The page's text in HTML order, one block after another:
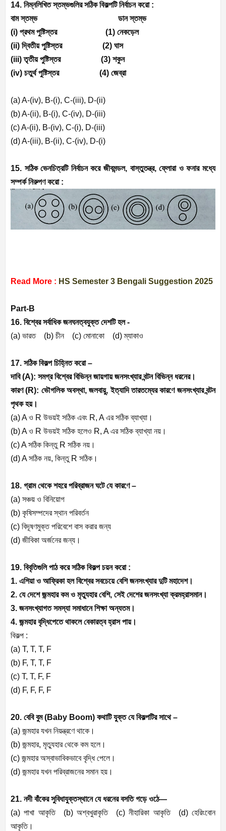
14. নিম্নলিখিত স্তম্ভগুলির সঠিক বিকল্পটি নির্বাচন করো :
বাম স্তম্ভ ডান স্তম্ভ
(i) প্রথম পুষ্টিস্তর (1) নেকড়েল
(ii) দ্বিতীয় পুষ্টিস্তর (2) ঘাস
(iii)তৃতীয় পুষ্টিস্তর (3) শকুন
(iv) চতুর্থ পুষ্টিস্তর (4) জেব্রা
(a) A-(iv), B-(i), C-(iii), D-(ii)
(b) A-(ii), B-(i), C-(iv), D-(iii)
(c) A-(ii), B-(iv), C-(i), D-(iii)
(d) A-(iii), B-(ii), C-(iv), D-(i)
15. সঠিক ভেনচিত্রটি নির্বাচন করে জীবমন্ডল, বাস্তুতন্ত্র,ফ্লোরা ও ফনার মধ্যে
সম্পর্ক নিরুপণ করো :
Read More : HS Semester 3 Bengali Suggestion 2025
Part-B
16. বিশ্বের সর্বাধিক জনঘনত্বযুক্ত দেশটি হল -
(a) ভারত (b) চীন (c) মোনাকো (d)ম্যাকাও
17. সঠিক বিকল্প চিহ্নিত করো –
দাবি (A): সমগ্র বিশ্বের বিভিন্ন জায়গায় জনসংখ্যার বন্টন বিভিন্ন ধরনের।
কারণ (R): ভৌগলিক অবস্থা,জলবায়ু,ইত্যাদি তারতম্যের কারণে জনসংখ্যার বন্টন
পৃথক হয়।
(a) Aও R উভয়ই সঠিক এবং R, Aএর সঠিক ব্যাখ্যা।
(b) Aও R উভয়ই সঠিক হলেও R, Aএর সঠিক ব্যাখ্যা নয়।
(c) Aসঠিক কিন্তু R সঠিক নয়।
(d) Aসঠিক নয়, কিন্তু R সঠিক।
18. গ্রাম থেকে শহরে পরিব্রাজন ঘটে যে কারণে –
(a) সঞ্চয় ও বিনিয়োগ
(b) কৃষিসম্পদের স্থান পরিবর্তন
(c) বিদূষণমুক্ত পরিবেশে বাস করার জন্য
(d) জীবিকা অর্জনের জন্য।
19. বিবৃতিগুলি পাঠ করে সঠিক বিকল্প চয়ন করো :
1. এশিয়া ও আফ্রিকা হল বিশ্বের সবচেয়ে বেশি জনসংখ্যার দুটি মহাদেশ।
2. যে দেশে জন্মহার কম ও মৃত্যুহার বেশি, সেই দেশের জনসংখ্যা ক্রমহ্রাসমান।
3. জনসংখ্যাগত সমস্যা সমাধানে শিক্ষা অন্যতম।
4. জন্মহার বৃদ্ধিপেতে থাকলে বেকারত্ব হ্রাস পায়।
বিকল্প :
(a) T, T, T, F
(b) F, T, T, F
(c) T, T, F, F
(d) F, F, F, F
20. বেবি বুম (Baby Boom) কথাটি যুক্ত যে বিকল্পটির সাথে –
(a) জন্মহার যখন নিয়ন্ত্রণে থাকে।
(b) জন্মহার, মৃত্যুহার থেকে কম হলে।
(c) জন্মহার অস্বাভাবিকভাবে বৃদ্ধি পেলে।
(d) জন্মহার যখন পরিব্রাজনের সমান হয়।
21. নদী বাঁকের সুবিধাযুক্তস্থানে যে ধরনের বসতি গড়ে ওঠে—
(a)পাখা আকৃতি (b)অশ্বখুরাকৃতি (c)নীহারিকা আকৃতি (d)হেরিংবোন
আকৃতি।